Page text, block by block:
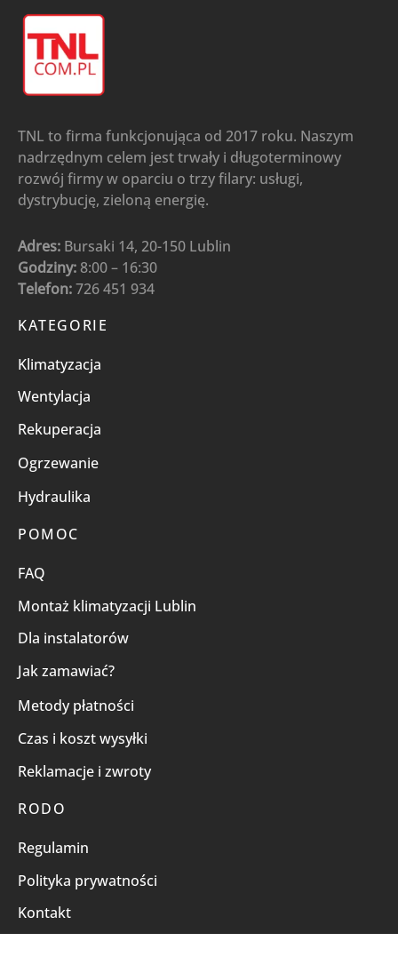
TNL to firma funkcjonująca od 2017 roku. Naszym
nadrzędnym celem jest trwały i długoterminowy
rozwój firmy w oparciu o trzy filary: usługi,
dystrybucję, zieloną energię.
Adres: Bursaki 14, 20-150 Lublin
Godziny: 8:00 – 16:30
Telefon:726 451 934
KATEGORIE
Klimatyzacja
Wentylacja
Rekuperacja
Ogrzewanie
Hydraulika
POMOC
FAQ
Montaż klimatyzacji Lublin
Dla instalatorów
Jak zamawiać?
Metody płatności
Czas i koszt wysyłki
Reklamacje i zwroty
RODO
Regulamin
Polityka prywatności
Kontakt